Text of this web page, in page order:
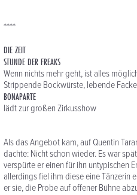
****
DIE ZEIT
STUNDE DER FREAKS
Wenn nichts mehr geht, ist alles
Strippende Bockwürste, lebende
BONAPARTE
lädt zur großen Zirkusshow
Als das Angebot kam, auf Quentin
dachte: Nicht schon wieder. Es war
verspürte er einen für ihn untypischen
allerdings fiel ihm diese eine Tänzerin
er sie, die Probe auf offener Bühne